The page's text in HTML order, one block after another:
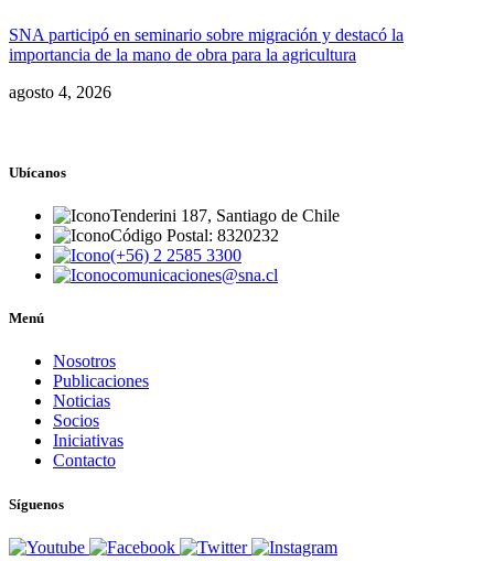
SNA participó en seminario sobre migración y destacó la
importancia de la mano de obra para la agricultura
agosto 4, 2026
Ubícanos
Tenderini 187, Santiago de Chile
Código Postal: 8320232
(+56) 2 2585 3300
comunicaciones@sna.cl
Menú
Nosotros
Publicaciones
Noticias
Socios
Iniciativas
Contacto
Síguenos